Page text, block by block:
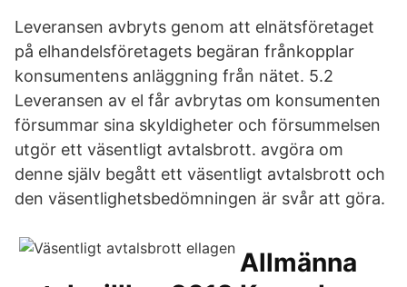
Leveransen avbryts genom att elnätsföretaget
på elhandelsföretagets begäran frånkopplar
konsumentens anläggning från nätet. 5.2
Leveransen av el får avbrytas om konsumenten
försummar sina skyldigheter och försummelsen
utgör ett väsentligt avtalsbrott. avgöra om
denne själv begått ett väsentligt avtalsbrott och
den väsentlighetsbedömningen är svår att göra.
Allmänna